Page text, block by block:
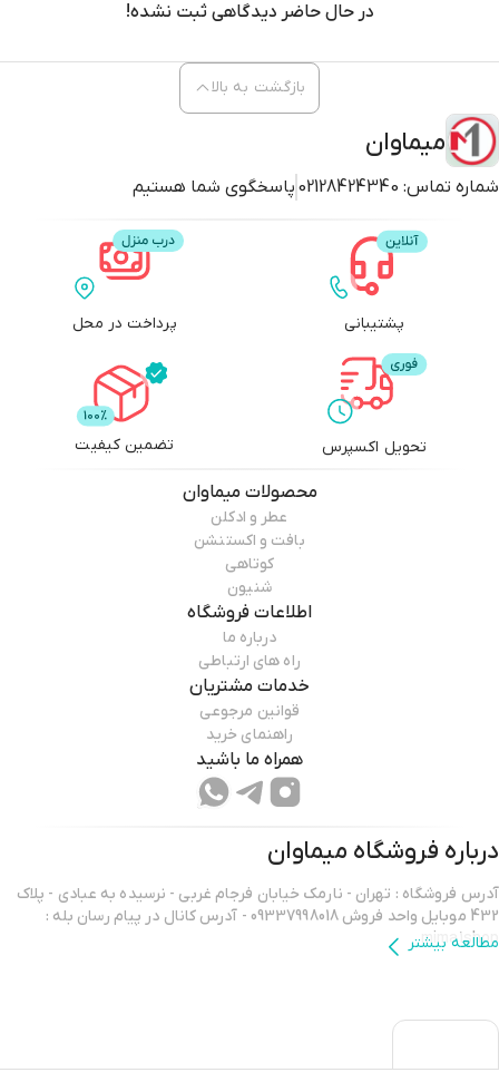
در حال حاضر دیدگاهی ثبت نشده!
میماوان
شماره تماس: 02128424340 پاسخگوی شما هستیم
بازگشت به بالا
پشتیبانی پرداخت در محل
تحویل اکسپرس تضمین کیفیت
محصولاتمیماوان
عطر و ادکلن
بافت و اکستنشن
کوتاهی
شنیون
اطلاعات فروشگاه
درباره ما
راه های ارتباطی
خدمات مشتریان
قوانین مرجوعی
راهنمای خرید
همراه ما باشید
درباره فروشگاه میماوان
آدرس فروشگاه : تهران - نارمک خیابان فرجام غربی - نرسیده به عبادی - پلاک
432 موبایل واحد فروش 09337998018 - آدرس کانال در پیام رسان بله :
mima1shop
سلام ورود شما همراهان عزیز را به میماوان،فروشگاه آنلاین آرایشگاهی خوش
خوشحالیم که هم اکنون در فروشگاه میماوان،دارنده نماد اعتماد الکترونیکی،
مطالعه بیشتر